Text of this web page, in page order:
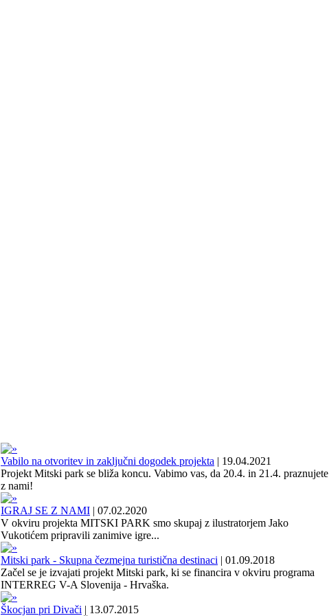
Vabilo na otvoritev in zaključni dogodek projekta | 19.04.2021
Projekt Mitski park se bliža koncu. Vabimo vas, da 20.4. in 21.4. praznujete
z nami!
IGRAJ SE Z NAMI | 07.02.2020
V okviru projekta MITSKI PARK smo skupaj z ilustratorjem Jako
Vukotićem pripravili zanimive igre...
Mitski park - Skupna čezmejna turistična destinaci | 01.09.2018
Začel se je izvajati projekt Mitski park, ki se financira v okviru programa
INTERREG V-A Slovenija - Hrvaška.
Škocjan pri Divači | 13.07.2015